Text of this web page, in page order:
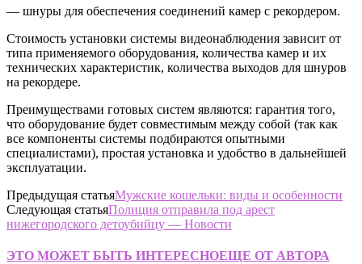
— шнуры для обеспечения соединений камер с рекордером.
Стоимость установки системы видеонаблюдения зависит от
типа применяемого оборудования, количества камер и их
технических характеристик, количества выходов для шнуров
на рекордере.
Преимуществами готовых систем являются: гарантия того,
что оборудование будет совместимым между собой (так как
все компоненты системы подбираются опытными
специалистами), простая установка и удобство в дальнейшей
эксплуатации.
Предыдущая статьяМужские кошельки: виды и особенности
Следующая статьяПолиция отправила под арест
нижегородского детоубийцу — Новости
ЭТО МОЖЕТ БЫТЬ ИНТЕРЕСНОЕЩЕ ОТ АВТОРА